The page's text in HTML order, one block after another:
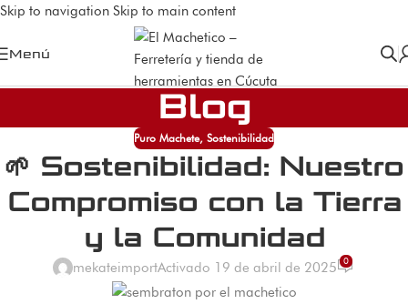
Skip to navigation Skip to main content
Menú
Blog
Puro Machete, Sostenibilidad
🌱 Sostenibilidad: Nuestro
Compromiso con la Tierra
y la Comunidad
mekateimportActivado 19 de abril de 2025 0